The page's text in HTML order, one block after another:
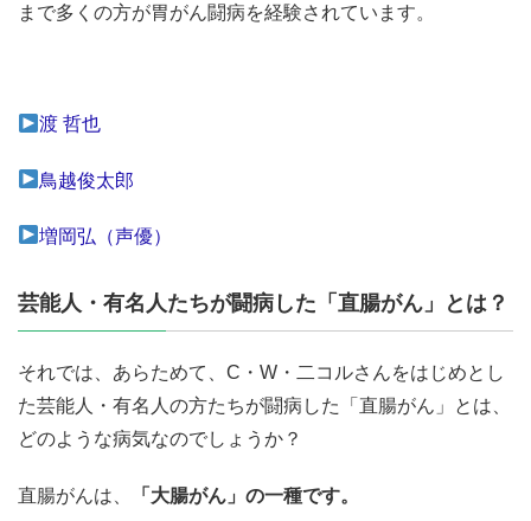
まで多くの方が胃がん闘病を経験されています。
渡 哲也
鳥越俊太郎
増岡弘（声優）
芸能人・有名人たちが闘病した「直腸がん」とは？
それでは、あらためて、C・W・二コルさんをはじめとし
た芸能人・有名人の方たちが闘病した「直腸がん」とは、
どのような病気なのでしょうか？
直腸がんは、 「大腸がん」の一種です。